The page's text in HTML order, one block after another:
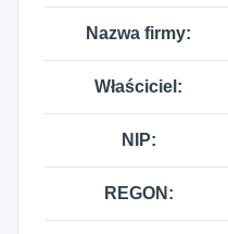
Nazwa firmy:
Właściciel:
NIP:
REGON: